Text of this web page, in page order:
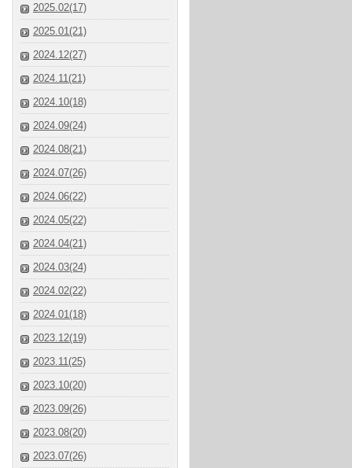
2025.02(17)
2025.01(21)
2024.12(27)
2024.11(21)
2024.10(18)
2024.09(24)
2024.08(21)
2024.07(26)
2024.06(22)
2024.05(22)
2024.04(21)
2024.03(24)
2024.02(22)
2024.01(18)
2023.12(19)
2023.11(25)
2023.10(20)
2023.09(26)
2023.08(20)
2023.07(26)